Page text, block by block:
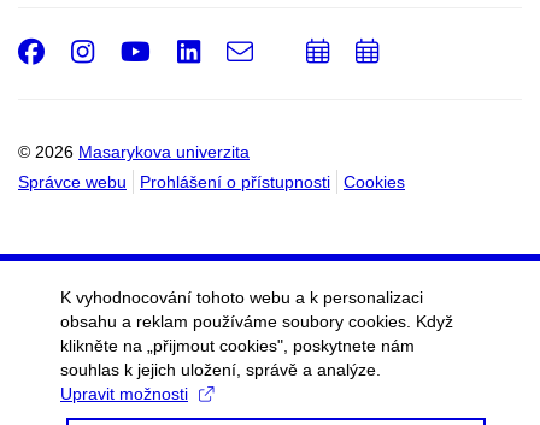
© 2026 Masarykova univerzita
Správce webu
Prohlášení o přístupnosti Cookies
Facebook
Instagram
Youtube
LinkedIn
e-
PřidatPřidat
K vyhodnocování tohoto webu a k personalizaci
obsahu a reklam používáme soubory cookies. Když
klikněte na „přijmout cookies", poskytnete nám
souhlas k jejich uložení, správě a analýze.
Upravit možnosti